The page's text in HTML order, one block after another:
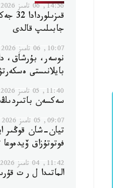
14:56, 06 تامىز 2026
جابىلىپ قالدى
10:07, 06 تامىز 2026
بايلانىستى
11:40, 05 تامىز 2026
سەكسەن
09:07, 05 تامىز 2026
تيان-شان قوڭىر
فوتوتۇزاق
11:42, 04 تامىز 2026
الماتىدا ل ر ت